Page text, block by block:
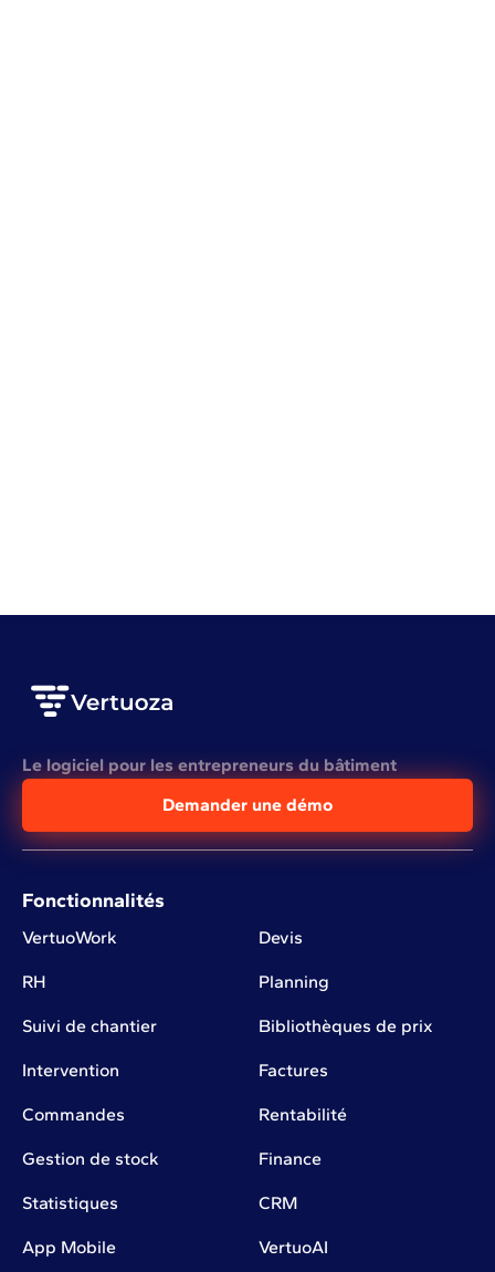
Le logiciel pour les entrepreneurs du bâtiment
Demander une démo
Fonctionnalités
VertuoWork Devis
RH Planning
Suivi de chantier Bibliothèques de prix
Intervention Factures
Commandes Rentabilité
Gestion de stock Finance
Statistiques CRM
App Mobile VertuoAI